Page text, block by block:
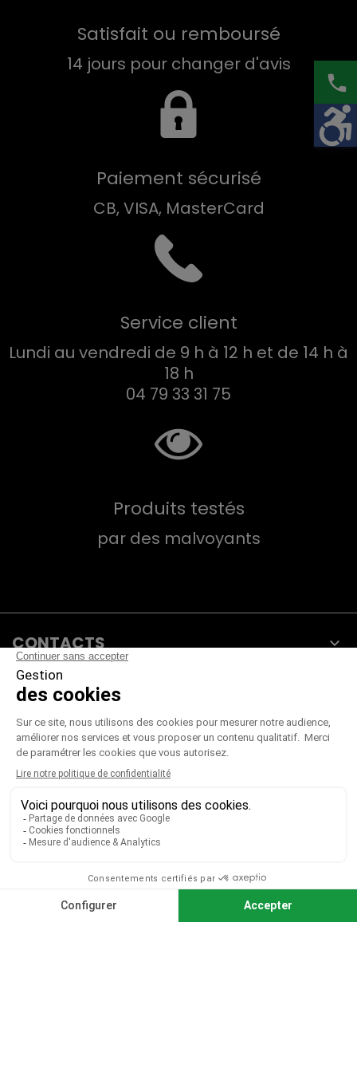
Satisfait ou remboursé
14 jours pour changer d'avis
Paiement sécurisé
CB, VISA, MasterCard
Service client
Lundi au vendredi de 9 h à 12 h et de 14 h à
18 h
04 79 33 31 75
Produits testés
par des malvoyants
CONTACTS 
PRODUITS
NOTRE SOCIÉTÉ
VOTRE COMPTE 
CGV|CGU|Mentions légales
Paiement sécurisé
Télécharger notre catalogue
Télécharger le bon de commande
phone